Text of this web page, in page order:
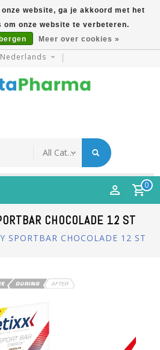
Op Nieuwsbrief | Gratis
€49 | Online Sinds 2007
Nederlands
0
CHOCOLADE 12 ST
SPORTBAR CHOCOLADE 12 ST
website, ga je akkoord met het
om onze website te verbeteren.
Meer over cookies »